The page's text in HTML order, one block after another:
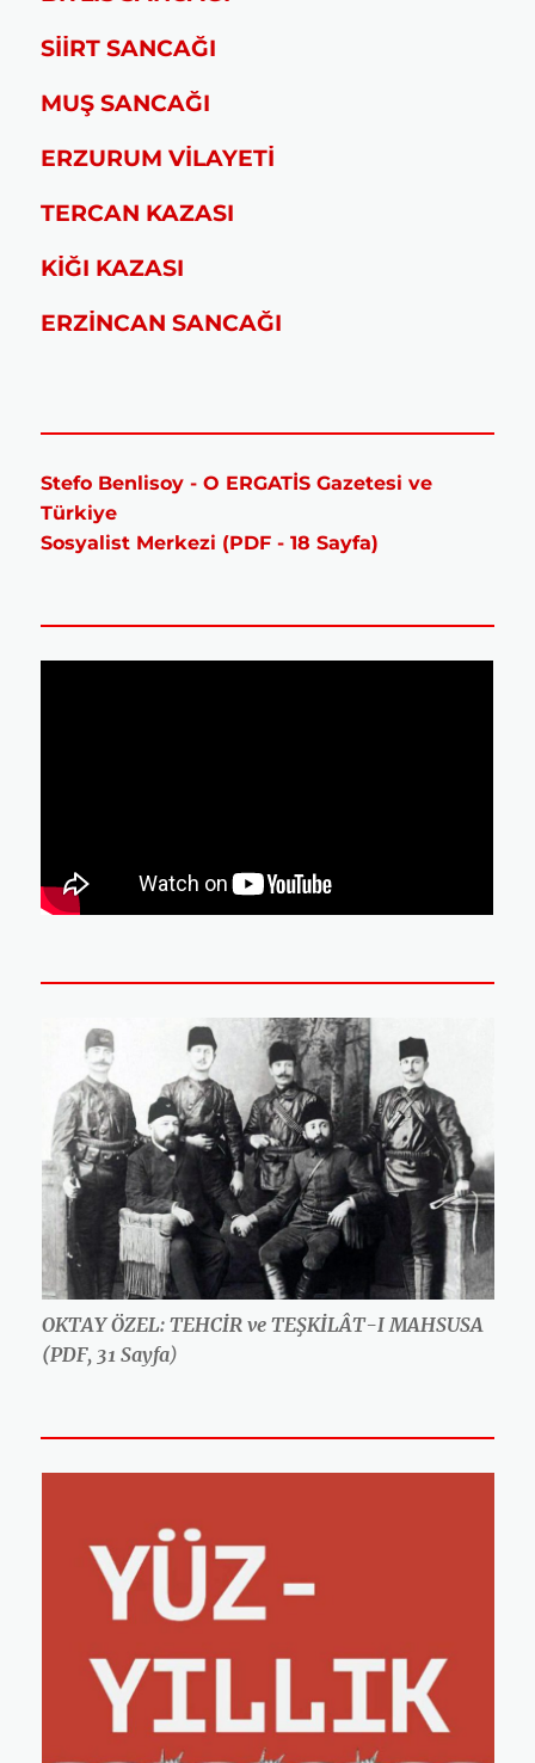
SİİRT SANCAĞI
MUŞ SANCAĞI
ERZURUM VİLAYETİ
TERCAN KAZASI
KİĞI KAZASI
ERZİNCAN SANCAĞI
Stefo Benlisoy - O ERGATİS Gazetesi ve
Türkiye
Sosyalist Merkezi (PDF - 18 Sayfa)
OKTAY ÖZEL: TEHCİR ve TEŞKİLÂT-I MAHSUSA
(PDF, 31 Sayfa)